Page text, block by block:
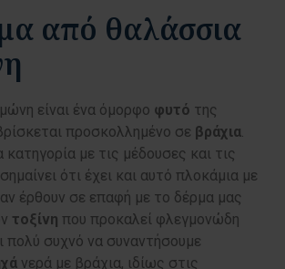
από θαλάσσια
είναι ένα όμορφο φυτό της
προσκολλημένο σε βράχια
κατηγορία με τις μέδουσες και τις
ότι έχει και αυτό πλοκάμια με
έρθουν σε επαφή με το δέρμα μας
τοξίνη που προκαλεί φλεγμονώδη
πολύ συχνό να συναντήσουμε
νερά με βράχια, ιδίως στις